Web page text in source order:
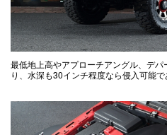
最低地上高やアプローチアングル、デ
り、水深も30インチ程度なら侵入可能で